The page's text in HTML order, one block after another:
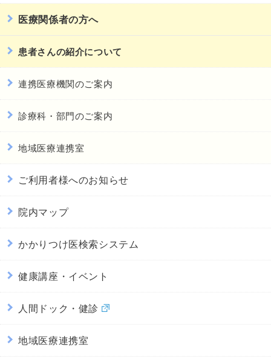
医療関係者の方へ
患者さんの紹介について
連携医療機関のご案内
診療科・部門のご案内
地域医療連携室
ご利用者様へのお知らせ
院内マップ
かかりつけ医検索システム
健康講座・イベント
人間ドック・健診
地域医療連携室